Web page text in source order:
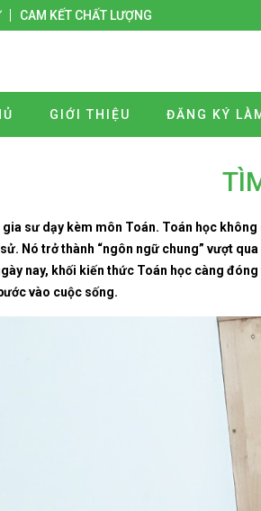
CAM KẾT CHẤT LƯỢNG
GIỚI THIỆU ĐĂNG KÝ
sư dạy kèm môn Toán. Toán học
Nó trở thành “ngôn ngữ chung” vượt
nay, khối kiến thức Toán học càng
vào cuộc sống.